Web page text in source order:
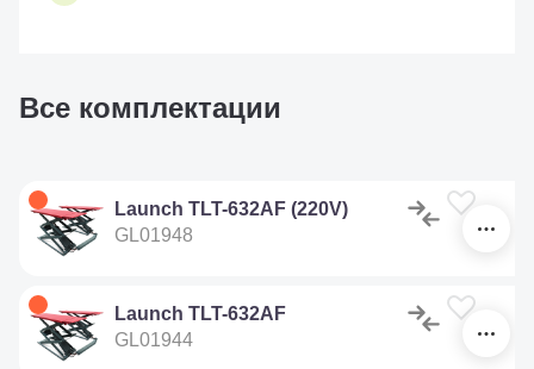
Все комплектации
Launch TLT-632AF (220V)
GL01948
Launch TLT-632AF
GL01944